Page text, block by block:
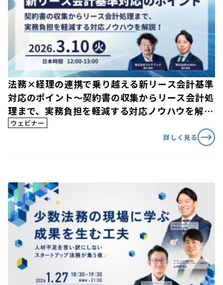
法務×経理の連携で乗り越える新リース会計基準
対応のポイント〜契約書の収集からリース会計処
理まで、実務負担を軽減する対応ノウハウを解
説！
ウェビナー
詳しく見る